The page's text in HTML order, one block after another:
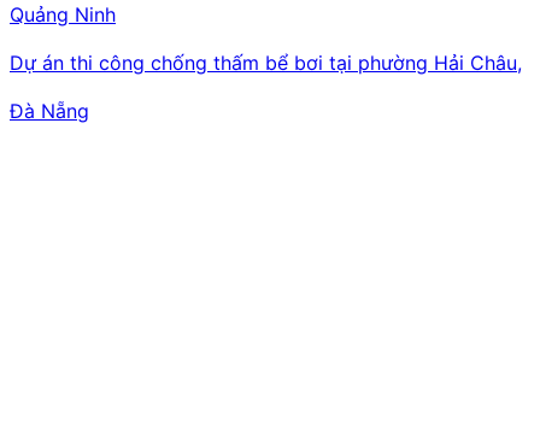
Quảng Ninh
Dự án thi công chống thấm bể bơi tại phường Hải Châu,
Đà Nẵng